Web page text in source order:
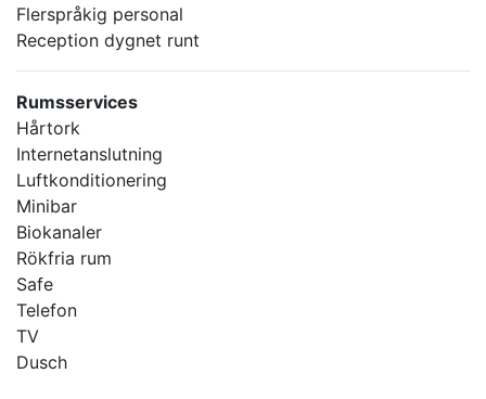
Flerspråkig personal
Reception dygnet runt
Rumsservices
Hårtork
Internetanslutning
Luftkonditionering
Minibar
Biokanaler
Rökfria rum
Safe
Telefon
TV
Dusch